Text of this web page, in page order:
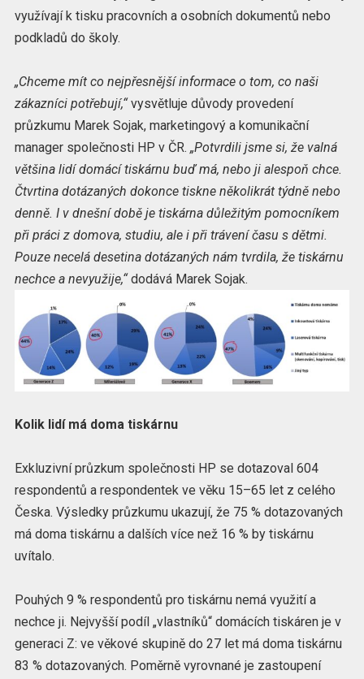
využívají k tisku pracovních a osobních dokumentů nebo
podkladů do školy.
„Chceme mít co nejpřesnější informace o tom, co naši
zákazníci potřebují,“vysvětluje důvody provedení
průzkumu Marek Sojak, marketingový a komunikační
manager společnosti HP v ČR. „Potvrdili jsme si, že valná
většina lidí domácí tiskárnu buď má, nebo ji alespoň chce.
Čtvrtina dotázaných dokonce tiskne několikrát týdně nebo
denně. I v dnešní době je tiskárna důležitým pomocníkem
při práci z domova, studiu, ale i při trávení času s dětmi.
Pouze necelá desetina dotázaných nám tvrdila, že tiskárnu
nechce a nevyužije,“dodává Marek Sojak.
Kolik lidí má doma tiskárnu
Exkluzivní průzkum společnosti HP se dotazoval 604
respondentů a respondentek ve věku 15–⁠⁠⁠⁠⁠⁠⁠⁠⁠⁠⁠⁠65 let z celého
Česka. Výsledky průzkumu ukazují, že 75 % dotazovaných
má doma tiskárnu a dalších více než 16 % by tiskárnu
uvítalo.
Pouhých 9 % respondentů pro tiskárnu nemá využití a
nechce ji. Nejvyšší podíl „vlastníků“ domácích tiskáren je v
generaci Z: ve věkové skupině do 27 let má doma tiskárnu
83 % dotazovaných. Poměrně vyrovnané je zastoupení